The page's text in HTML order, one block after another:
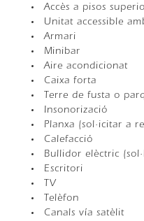
Accès a pisos
Unitat accessible
Armari
Minibar
Aire acondicionat
Caixa forta
Terre de fusta o
Insonorizació
Planxa (sol·icitar a
Calefacció
Bullidor elèctric
Escritori
TV
Telèfon
Canals vía satèlit